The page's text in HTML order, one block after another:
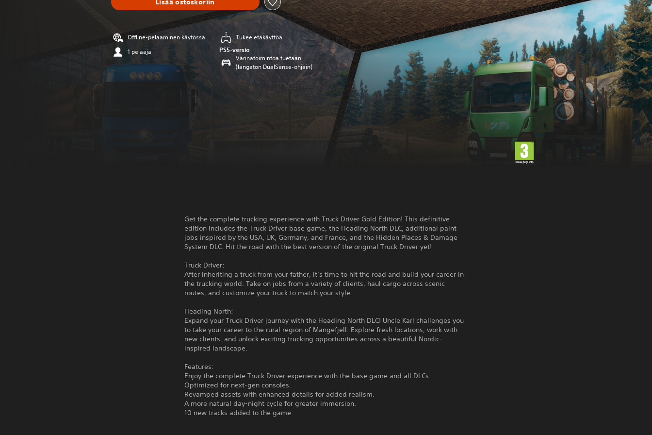
Offline-pelaaminen käytössä
1 pelaaja
Tukee etäkäyttöä
PS5-versio
Värinätoimintoa tuetaan
(langaton DualSense-ohjain)
Get the complete trucking experience with Truck Driver Gold Edition! This definitive
edition includes the Truck Driver base game, the Heading North DLC, additional paint
jobs inspired by the USA, UK, Germany, and France, and the Hidden Places & Damage
System DLC. Hit the road with the best version of the original Truck Driver yet!
Truck Driver:
After inheriting a truck from your father, it’s time to hit the road and build your career in
the trucking world. Take on jobs from a variety of clients, haul cargo across scenic
routes, and customize your truck to match your style.
Heading North:
Expand your Truck Driver journey with the Heading North DLC! Uncle Karl challenges you
to take your career to the rural region of Mangefjell. Explore fresh locations, work with
new clients, and unlock exciting trucking opportunities across a beautiful Nordic-
inspired landscape.
Features:
Enjoy the complete Truck Driver experience with the base game and all DLCs.
Optimized for next-gen consoles.
Revamped assets with enhanced details for added realism.
A more natural day-night cycle for greater immersion.
10 new tracks added to the game